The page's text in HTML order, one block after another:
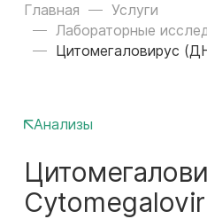
Главная
Услуги
Лабораторные
Цитомегаловирус
Анализы